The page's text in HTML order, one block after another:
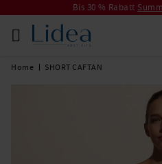
Bis 30 % Rabatt
Home SHORT CAFTAN